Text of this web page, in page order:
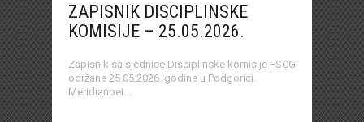
ZAPISNIK DISCIPLINSKE
KOMISIJE – 25.05.2026.
Zapisnik sa sjednice Disciplinske komisije FSCG
održane 25.05.2026. godine u Podgorici.
Meridianbet...